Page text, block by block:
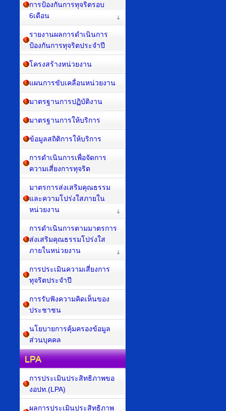
การป้องกันการทุจริตรอบ
6เดือน
รายงานผลการดำเนินการ
ป้องกันการทุจริตประจำปี
โครงสร้างหน่วยงาน
แผนการขับเคลื่อนหน่วยงาน
มาตรฐานการปฏิบัติงาน
มาตรฐานการให้บริการ
ข้อมูลสถิติการให้บริการ
การดำเนินการเพื่อจัดการ
ความเสี่ยงการทุจริต
มาตรการส่งเสริมคุณธรรม
และความโปร่งใสภายใน
หน่วยงาน
การดำเนินการตามมาตรการ
ส่งเสริมคุณธรรมโปร่งใส
ภายในหน่วยงาน
การประเมินความเสี่ยงการ
ทุจริตประจำปี
การรับฟังความคิดเห็นของ
ประชาชน
นโยบายการคุ้มครองข้อมูล
ส่วนบุคคล
LPA
การประเมินประสิทธิภาพขอ
งอปท.(LPA)
ผลการประเมินประสิทธิภาพ